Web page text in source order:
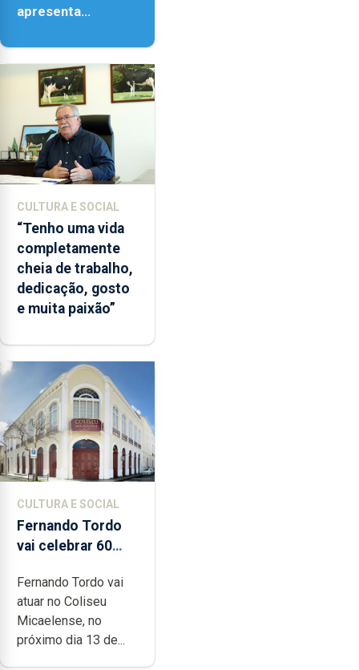
apresenta
Paisagem’
CULTURA E SOCIAL
“Tenho uma vida
completamente
cheia de trabalho,
dedicação, gosto
e muita paixão”
CULTURA E SOCIAL
Fernando Tordo
vai celebrar 60
no Coliseu
Micaelense
Fernando Tordo vai
atuar no Coliseu
Micaelense, no
próximo dia 13 de...